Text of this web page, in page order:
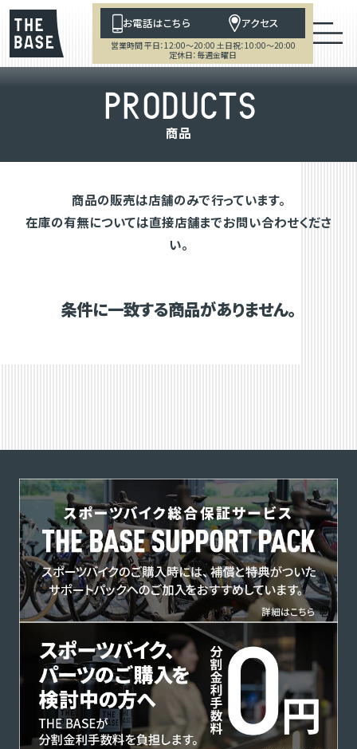
お電話はこちら アクセス
営業時間 平日：12:00～20:00 土日祝：10:00～20:00
定休日：毎週金曜日
PRODUCTS
商品
商品の販売は店舗のみで行っています。
在庫の有無については直接店舗までお問い合わせくださ
い。
条件に一致する商品がありません。